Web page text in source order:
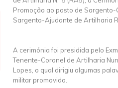
Promoção ao posto de Sargento-
Sargento-Ajudante de Artilharia
A cerimónia foi presidida pelo
Tenente-Coronel de Artilharia
Lopes, o qual dirigiu algumas
militar promovido.